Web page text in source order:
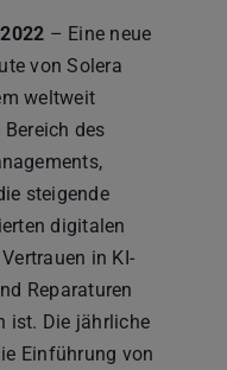
– Eine neue
von Solera
weltweit
des
steigende
digitalen
in KI-
Reparaturen
ist. Die jährliche
Einführung von